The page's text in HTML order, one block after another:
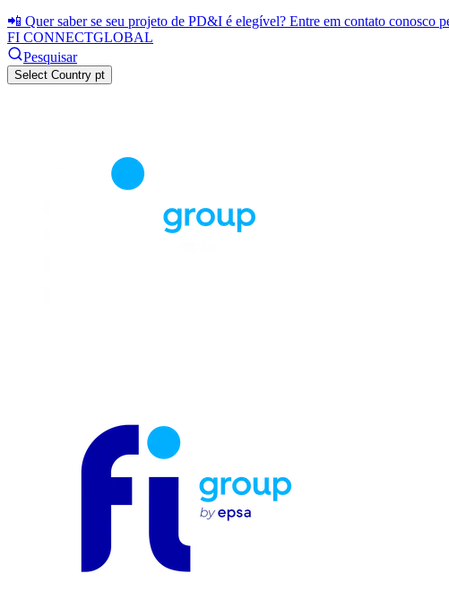
📲 Quer saber se seu projeto de PD&I é elegível? Entre em contato conosco
FI CONNECTGLOBAL
Pesquisar
Select Country pt